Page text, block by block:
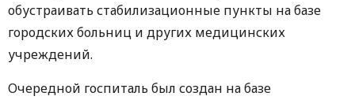
обустраивать стабилизационные пункты на базе
городских больниц и других медицинских
учреждений.
Очередной госпиталь был создан на базе